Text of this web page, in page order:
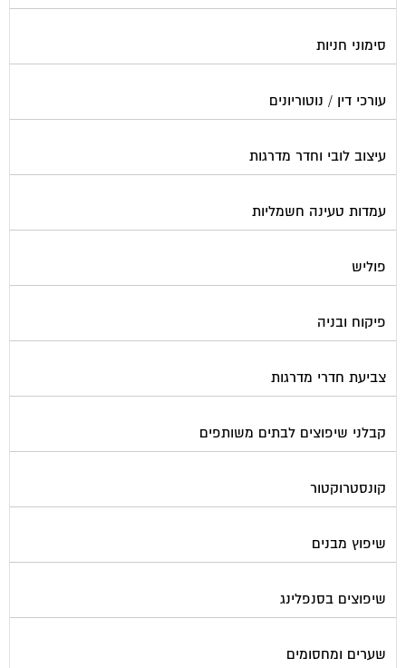
סימוני חניות
עורכי דין / נוטוריונים
עיצוב לובי וחדר מדרגות
עמדות טעינה חשמליות
פוליש
פיקוח ובניה
צביעת חדרי מדרגות
קבלני שיפוצים לבתים משותפים
קונסטרוקטור
שיפוץ מבנים
שיפוצים בסנפלינג
שערים ומחסומים